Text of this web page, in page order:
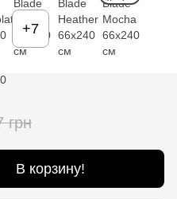
+7
грн
В корзину!